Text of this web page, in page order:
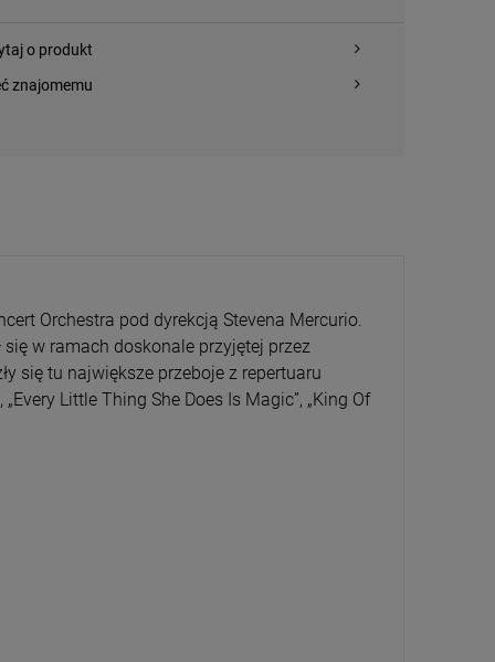
-15%
PRZECENA
o produkt
znajomemu
Orchestra pod dyrekcją Stevena Mercurio.
w ramach doskonale przyjętej przez
się tu największe przeboje z repertuaru
Little Thing She Does Is Magic”, „King Of